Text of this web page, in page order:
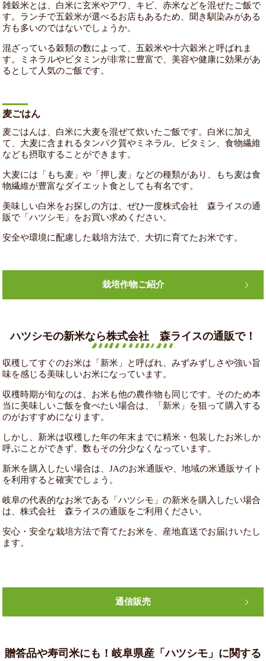
雑穀米とは、白米に玄米やアワ、キビ、赤米などを混ぜたご飯で
す。ランチで五穀米が選べるお店もあるため、聞き馴染みがある
方も多いのではないでしょうか。
混ざっている穀類の数によって、五穀米や十六穀米と呼ばれま
す。ミネラルやビタミンが非常に豊富で、美容や健康に効果があ
るとして人気のご飯です。
麦ごはん
麦ごはんは、白米に大麦を混ぜて炊いたご飯です。白米に加え
て、大麦に含まれるタンパク質やミネラル、ビタミン、食物繊維
なども摂取することができます。
大麦には「もち麦」や「押し麦」などの種類があり、もち麦は食
物繊維が豊富なダイエット食としても有名です。
美味しい白米をお探しの方は、ぜひ一度株式会社 森ライスの通
販で「ハツシモ」をお買い求めください。
安全や環境に配慮した栽培方法で、大切に育てたお米です。
栽培作物ご紹介
ハツシモの新米なら株式会社 森ライスの通販で！
収穫してすぐのお米は「新米」と呼ばれ、みずみずしさや強い旨
味を感じる美味しいお米になっています。
収穫時期が旬なのは、お米も他の農作物も同じです。そのため本
当に美味しいご飯を食べたい場合は、「新米」を狙って購入する
のがおすすめになります。
しかし、新米は収穫した年の年末までに精米・包装したお米しか
呼ぶことができず、数もその分少なくなっています。
新米を購入したい場合は、JAのお米通販や、地域の米通販サイト
を利用すると確実でしょう。
岐阜の代表的なお米である「ハツシモ」の新米を購入したい場合
は、株式会社 森ライスの通販をご利用ください。
安心・安全な栽培方法で育てたお米を、産地直送でお届けいたし
ます。
通信販売
贈答品や寿司米にも！岐阜県産「ハツシモ」に関する